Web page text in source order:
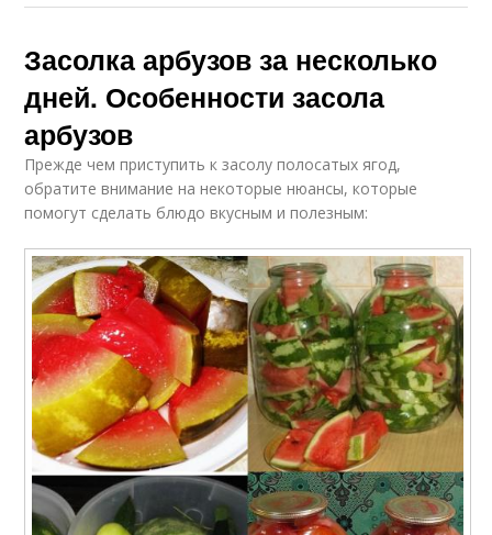
Засолка арбузов за несколько
дней. Особенности засола
арбузов
Прежде чем приступить к засолу полосатых ягод,
обратите внимание на некоторые нюансы, которые
помогут сделать блюдо вкусным и полезным: